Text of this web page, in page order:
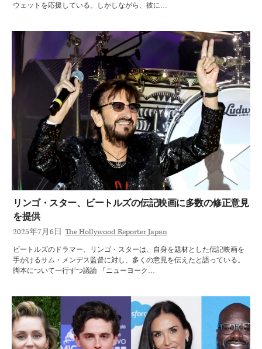
ウェットを応援している。しかしながら、彼に…
リンゴ・スター、ビートルズの伝記映画に多数の修正意見
を提供
2025年7月6日 The Hollywood Reporter Japan
ビートルズのドラマー、リンゴ・スターは、自身を題材とした伝記映画を
手がけるサム・メンデス監督に対し、多くの意見を伝えたと語っている。
脚本について一行ずつ議論 『ニューヨーク…